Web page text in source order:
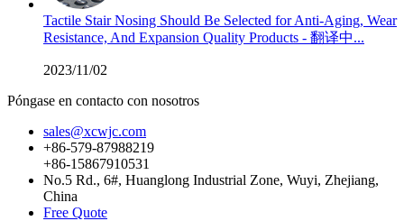
Tactile Stair Nosing Should Be Selected for Anti-Aging, Wear
Resistance, And Expansion Quality Products - 翻译中...
2023/11/02
Póngase en contacto con nosotros
sales@xcwjc.com
+86-579-87988219
+86-15867910531
No.5 Rd., 6#, Huanglong Industrial Zone, Wuyi, Zhejiang,
China
Free Quote